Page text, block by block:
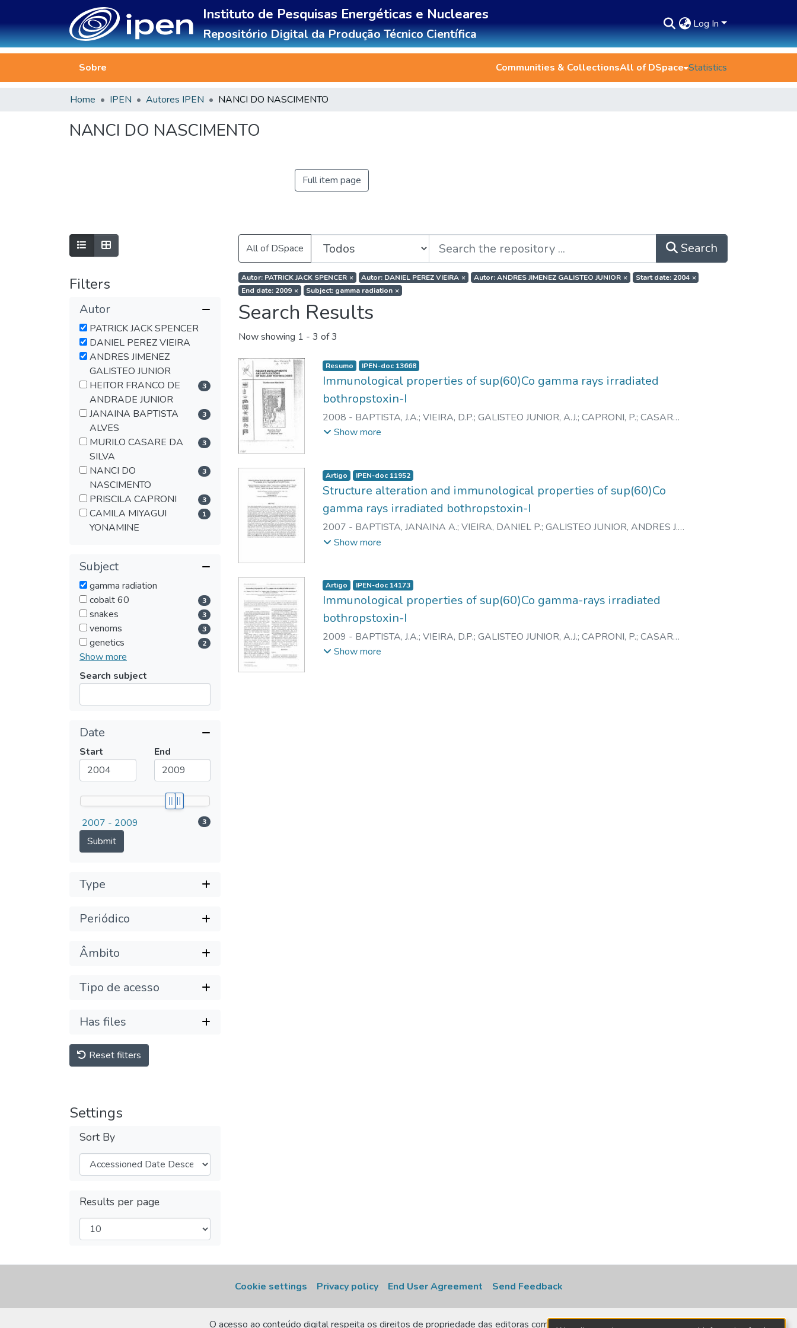
Instituto de Pesquisas Energéticas e Nucleares
Repositório Digital da Produção Técnico Científica
Log In
Sobre Communities & CollectionsAll of DSpace Statistics
Home IPEN Autores IPEN NANCI DO NASCIMENTO
NANCI DO NASCIMENTO
Full item page
Filters
Autor
PATRICK JACK SPENCER
DANIEL PEREZ VIEIRA
ANDRES JIMENEZ
GALISTEO JUNIOR
3
HEITOR FRANCO DE
ANDRADE JUNIOR
3
JANAINA BAPTISTA
ALVES
3
MURILO CASARE DA
SILVA
3
NANCI DO
NASCIMENTO
3
PRISCILA CAPRONI
1
CAMILA MIYAGUI
YONAMINE
Subject
gamma radiation
3
cobalt 60
3
snakes
3
venoms
2
genetics
Show more
Search subject
Date
Start End
Submit
2007 - 2009 3
Submit
Type
Periódico
Âmbito
Tipo de acesso
Has files
Reset filters
Settings
Sort By
Results per page
All of DSpace Search
Autor: PATRICK JACK SPENCER × Autor: DANIEL PEREZ VIEIRA × Autor: ANDRES JIMENEZ GALISTEO JUNIOR × Start date: 2004 ×
End date: 2009 × Subject: gamma radiation ×
Search Results
Now showing 1 - 3 of 3
Resumo IPEN-doc 13668
Immunological properties of sup(60)Co gamma rays irradiated
bothropstoxin-I
2008 - BAPTISTA, J.A.;VIEIRA, D.P.;GALISTEO JUNIOR, A.J.;CAPRONI, P.;CASARE,
M. ;ANDRADE JUNIOR, H.F.
Show more
Artigo IPEN-doc 11952
Structure alteration and immunological properties of sup(60)Co
gamma rays irradiated bothropstoxin-I
2007 - BAPTISTA, JANAINA A.;VIEIRA, DANIEL P.;GALISTEO JUNIOR, ANDRES J.;
YONAMINE, CAMILA M.
Show more
Artigo IPEN-doc 14173
Immunological properties of sup(60)Co gamma-rays irradiated
bothropstoxin-I
2009 - BAPTISTA, J.A.;VIEIRA, D.P.;GALISTEO JUNIOR, A.J.;CAPRONI, P.;CASARE,
M. ;ANDRADE JUNIOR, H.F. de
Show more
Cookie settings Privacy policy End User Agreement Send Feedback
O acesso ao conteúdo digital respeita os direitos de propriedade das editoras comerciais, no